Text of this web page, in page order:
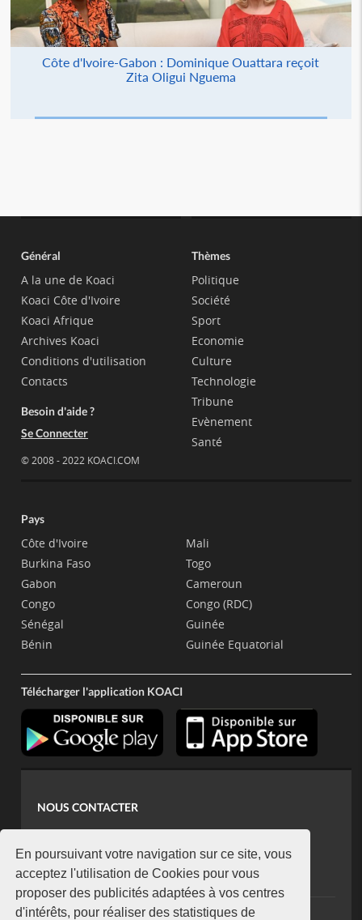
En poursuivant votre navigation sur ce site, vous
acceptez l'utilisation de Cookies pour vous
proposer des publicités adaptées à vos centres
d'intérêts, pour réaliser des statistiques de
Côte d'Ivoire-Gabon : Dominique Ouattara reçoit
Zita Oligui Nguema
Général
A la une de Koaci
Koaci Côte d'Ivoire
Koaci Afrique
Archives Koaci
Conditions d'utilisation
Contacts
Besoin d'aide ?
Se Connecter
© 2008 - 2022 KOACI.COM
Thèmes
Politique
Société
Sport
Economie
Culture
Technologie
Tribune
Evènement
Santé
Pays
Côte d'Ivoire
Burkina Faso
Gabon
Congo
Sénégal
Bénin
Mali
Togo
Cameroun
Congo (RDC)
Guinée
Guinée Equatorial
Télécharger l'application KOACI
NOUS CONTACTER
koaci@yahoo.fr
+225 07 08 85 52 93